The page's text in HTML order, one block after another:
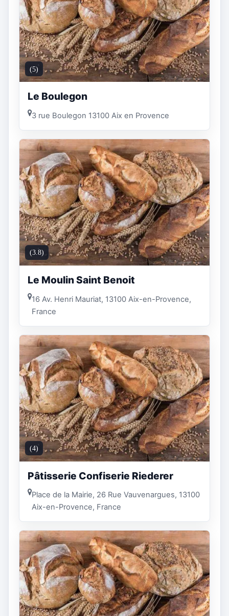
(5)
Le Boulegon
3 rue Boulegon 13100 Aix en Provence
(3.8)
Le Moulin Saint Benoit
16 Av. Henri Mauriat, 13100 Aix-en-Provence,
France
(4)
Pâtisserie Confiserie Riederer
Place de la Mairie, 26 Rue Vauvenargues, 13100
Aix-en-Provence, France